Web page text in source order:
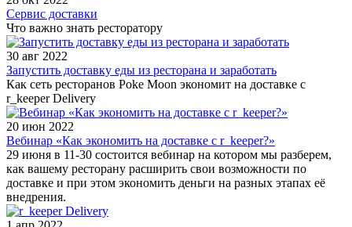
Сервис доставки
Что важно знать ресторатору
30 авг 2022
Запустить доставку еды из ресторана и заработать
Как сеть ресторанов Poke Moon экономит на доставке с
r_keeper Delivery
20 июн 2022
Вебинар «Как экономить на доставке с r_keeper?»
29 июня в 11-30 состоится вебинар на котором мы разберем,
как вашему ресторану расширить свои возможности по
доставке и при этом экономить деньги на разных этапах её
внедрения.